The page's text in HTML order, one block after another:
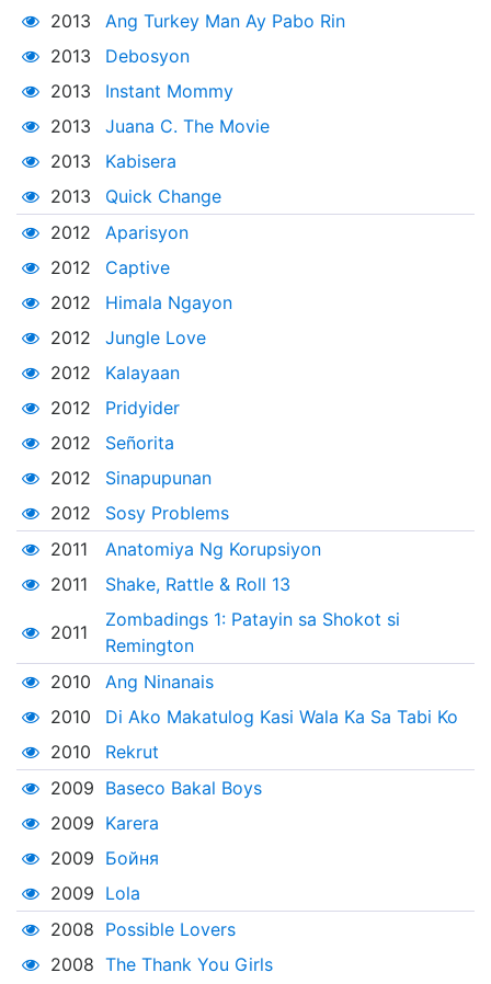
2013
Ang Turkey Man Ay Pabo Rin
2013
Debosyon
2013
Instant Mommy
2013
Juana C. The Movie
2013
Kabisera
2013
Quick Change
2012
Aparisyon
2012
Captive
2012
Himala Ngayon
2012
Jungle Love
2012
Kalayaan
2012
Pridyider
2012
Señorita
2012
Sinapupunan
2012
Sosy Problems
2011
Anatomiya Ng Korupsiyon
2011
Shake, Rattle & Roll 13
2011
Zombadings 1: Patayin sa Shokot si
Remington
2010
Ang Ninanais
2010
Di Ako Makatulog Kasi Wala Ka Sa Tabi Ko
2010
Rekrut
2009 Baseco Bakal Boys
2009 Karera
2009 Бойня
2009 Lola
2008 Possible Lovers
2008 The Thank You Girls